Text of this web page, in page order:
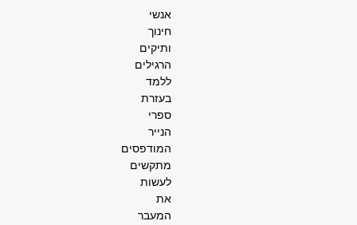
אנשי
חינוך
ותיקים
הרגילים
ללמד
בעזרת
ספרי
הנייר
המודפסים
מתקשים
לעשות
את
המעבר